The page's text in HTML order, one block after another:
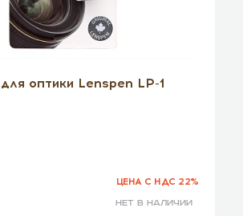
оптики Lenspen LP-1
нет в наличии
ЦЕНА С НДС 22%